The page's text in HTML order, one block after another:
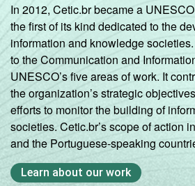
In 2012, Cetic.br became a
the first of its kind dedicated to the
information and knowledge
to the Communication and
UNESCO’s five areas of work. It
the organization’s strategic
efforts to monitor the building of
societies. Cetic.br’s scope of action
and the Portuguese-speaking
Learn about our work